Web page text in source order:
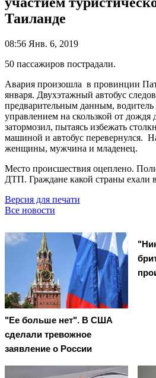
Таиланде
08:56 Янв. 6, 2019
50 пассажиров пострадали.
Авария произошла в провинции
января. Двухэтажный автобус
предварительным данным, водитель
управлением на скользкой от
затормозил, пытаясь избежать
машиной и автобус перевернулся.
женщины, мужчина и младенец.
Место происшествия оцеплено.
ДТП. Граждане какой страны ехали в
Версия для печати
Все новости
"Ее больше нет". В США
сделали тревожное
заявление о России